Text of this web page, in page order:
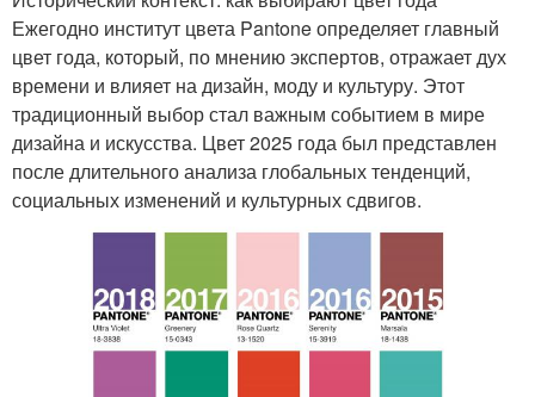
Ежегодно институт цвета Pantone определяет главный
цвет года, который, по мнению экспертов, отражает дух
времени и влияет на дизайн, моду и культуру. Этот
традиционный выбор стал важным событием в мире
дизайна и искусства. Цвет 2025 года был представлен
после длительного анализа глобальных тенденций,
социальных изменений и культурных сдвигов.